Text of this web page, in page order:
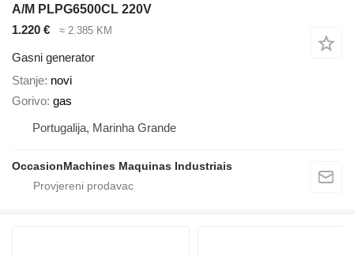
A/M PLPG6500CL 220V
1.220 €
≈ 2.385 KM
Gasni generator
Stanje novi
Gorivo gas
Portugalija, Marinha Grande
OccasionMachines Maquinas Industriais